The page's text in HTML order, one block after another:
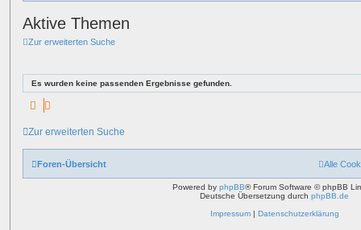
Aktive Themen
Zur erweiterten Suche
Es wurden keine passenden Ergebnisse gefunden.
Zur erweiterten Suche
Foren-Übersicht Alle
Powered by phpBB® Forum Software © phpBB
Deutsche Übersetzung durch phpBB.de
Impressum| Datenschutzerklärung